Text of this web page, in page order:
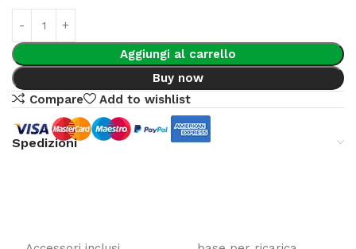
Aggiungi al carrello
Buy now
Compare
Add to wishlist
Spedizioni